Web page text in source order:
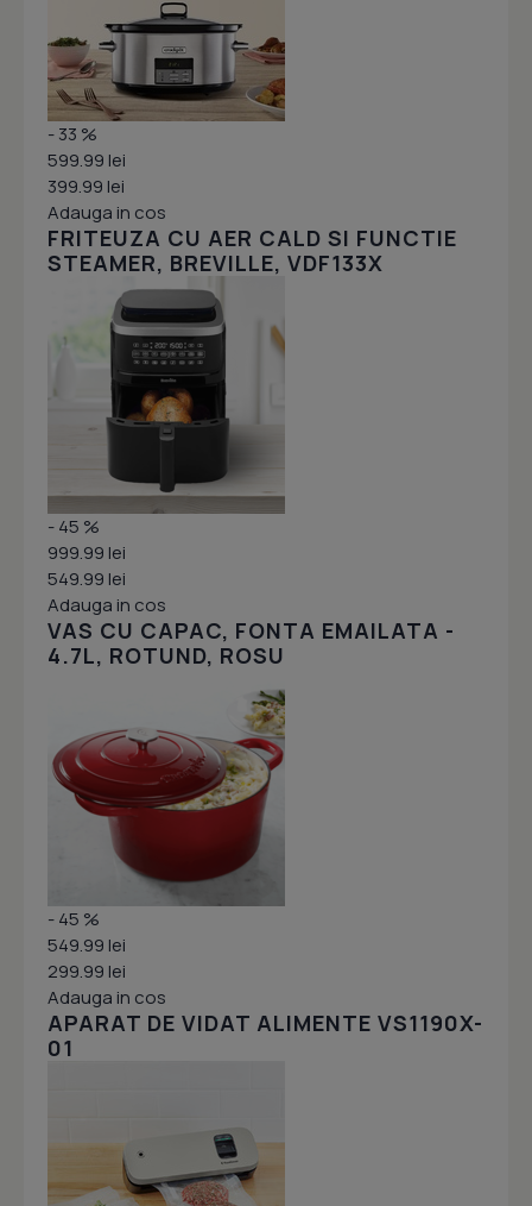
- 33 %
599.99 lei
399.99 lei
Adauga in cos
FRITEUZA CU AER CALD SI FUNCTIE
STEAMER, BREVILLE, VDF133X
- 45 %
999.99 lei
549.99 lei
Adauga in cos
VAS CU CAPAC, FONTA EMAILATA -
4.7L, ROTUND, ROSU
- 45 %
549.99 lei
299.99 lei
Adauga in cos
APARAT DE VIDAT ALIMENTE VS1190X-
01